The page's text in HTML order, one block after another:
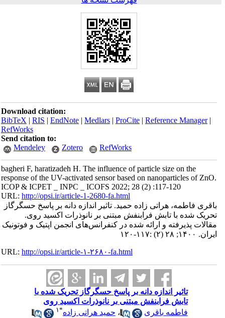
Download citation:
BibTeX|RIS|EndNote|Medlars|ProCite|Reference Manager
RefWorks
Send citation to:
Mendeley
Zotero RefWorks
bagheri F, haratizadeh H. The influence of particle size on the
response of the UV-activated sensor based on nanoparticles of ZnO.
ICOP & ICPET _ INPC _ ICOFS 2022; 28 (2) :117-120
URL:http://opsi.ir/article-1-2680-fa.html
باقری فاطمه، هراتی زاده حمید. تاثیر اندازه دانه بر پاسخ حسگرگاز
تحریک شده با تابش فرابنفش مبتنی بر نانوذرات اکسید روی.
مقالات پذیرفته و ارائه شده در کنفرانس‌های انجمن اپتیک و فوتونیک
ایران. ۱۴۰۰; ۲۸ (۲) :۱۱۷-۱۲۰
URL:http://opsi.ir/article-۱-۲۶۸۰-fa.html
تاثیر اندازه دانه بر پاسخ حسگرگاز تحریک شده با
تابش فرابنفش مبتنی بر نانوذرات اکسید روی
فاطمه باقری
،حمید هراتی زاده* ۱